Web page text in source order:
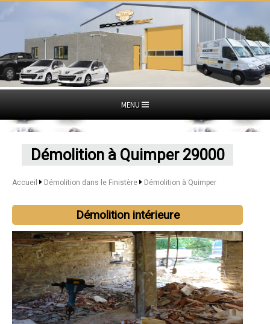
MENU
Démolition à Quimper 29000
Accueil Démolition dans le Finistère Démolition à Quimper
Démolition intérieure